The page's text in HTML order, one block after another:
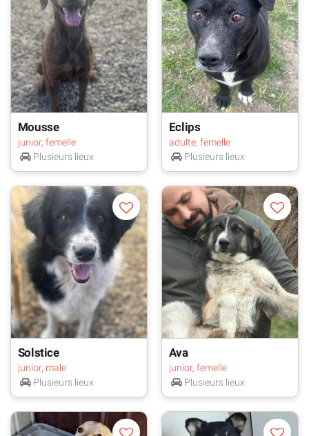
Mousse
junior, femelle
Plusieurs lieux
Eclips
adulte, femelle
Plusieurs lieux
Solstice
junior, male
Plusieurs lieux
Ava
junior, femelle
Plusieurs lieux